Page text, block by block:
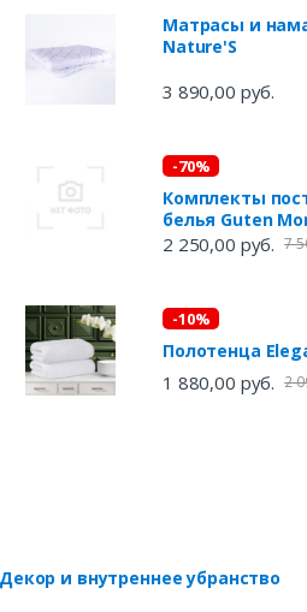
Матрасы и
Nature'S
3 890,00 руб.
-70%
Комплекты
белья Guten
2 250,00 руб. 7
-10%
1 880,00 руб. 2
Декор и внутреннее убранство